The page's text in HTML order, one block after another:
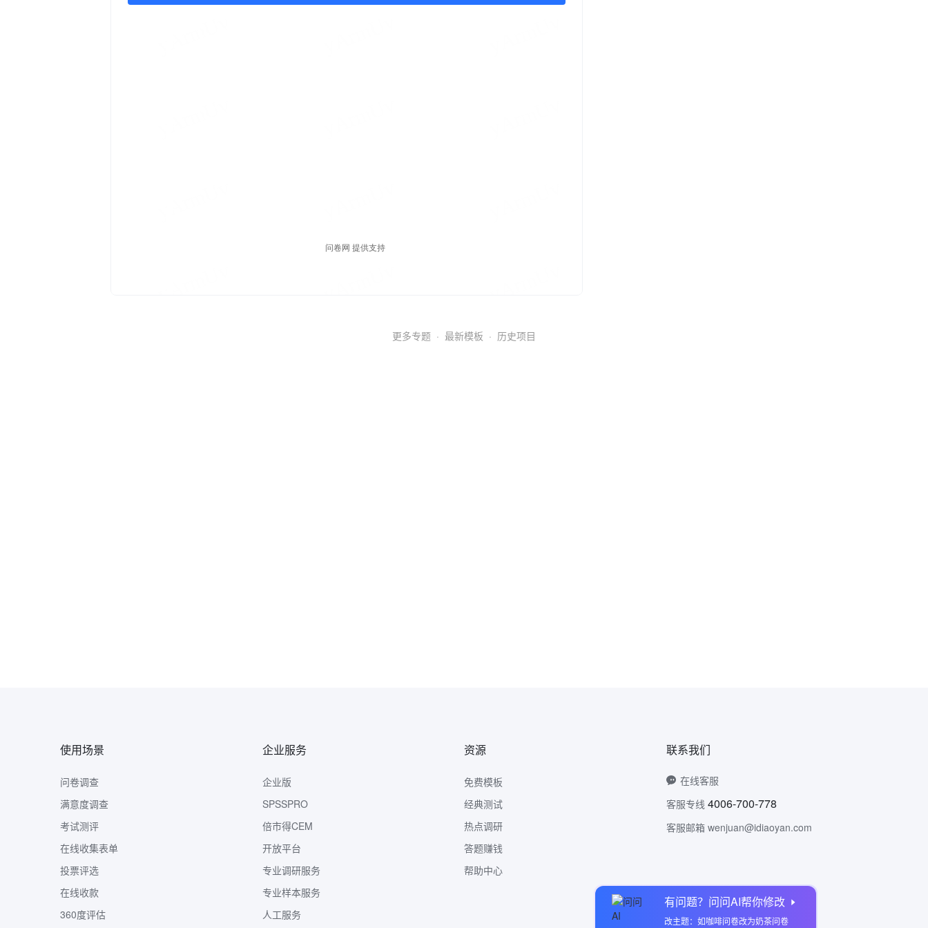
有问题？问问AI帮你修改
改主题：如咖啡问卷改为奶茶问卷
更多专题 · 最新模板 · 历史项目
使用场景
问卷调查
满意度调查
考试测评
在线收集表单
投票评选
在线收款
360度评估
企业服务
企业版
SPSSPRO
倍市得CEM
开放平台
专业调研服务
专业样本服务
人工服务
资源
免费模板
经典测试
热点调研
答题赚钱
帮助中心
联系我们
在线客服
客服专线 4006-700-778
客服邮箱 wenjuan@idiaoyan.com
问卷网公众号